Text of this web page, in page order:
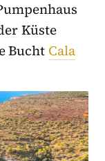
Küste
Bucht Cala